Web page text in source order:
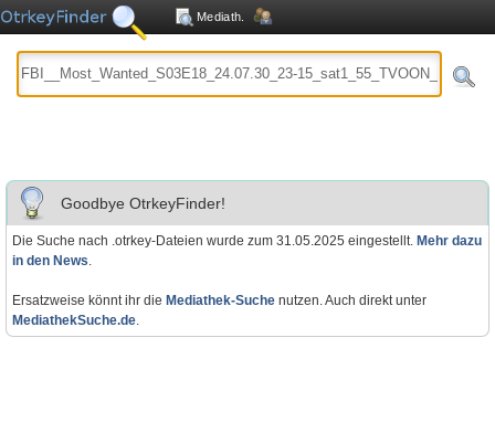
Mediath.
Goodbye OtrkeyFinder!
Die Suche nach .otrkey-Dateien wurde zum 31.05.2025 eingestellt. Mehr dazu
in den News.
Ersatzweise könnt ihr die Mediathek-Suche nutzen. Auch direkt unter
MediathekSuche.de.